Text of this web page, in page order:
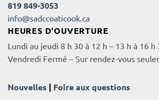
819 849-3053
info@sadccoaticook.ca
HEURES D'OUVERTURE
Lundi au jeudi 8 h 30 à 12 h – 13 h à 16 h
Vendredi Fermé – Sur rendez-vous
Nouvelles | Foire aux questions